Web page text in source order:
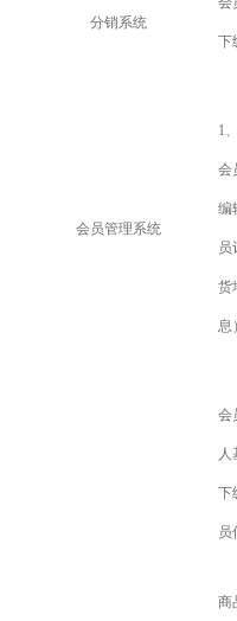
分销系统
下
会员管理系统
1
会
编
员
货
息
会
人
下
员
商